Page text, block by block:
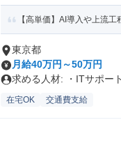
【高単価】AI導入や上流
東京都
月給40万円～50万円
求める人材: ・ITサポー
在宅OK 交通費支給